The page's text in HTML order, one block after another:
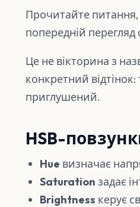
Прочитайте питання,
попередній перегляд
Це не вікторина з
конкретний
приглушений.
HSB-
Hue визначає
Saturation задає
Brightness керує